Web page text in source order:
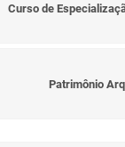
Curso de
Patrimônio